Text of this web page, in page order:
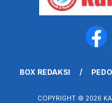
BOX REDAKSI
COPYRIGHT © 2026